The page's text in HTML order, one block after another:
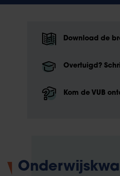
Download de
Overtuigd?
Kom de VUB